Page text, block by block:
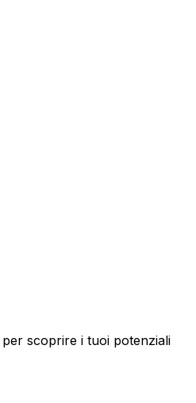
scoprire i tuoi potenziali